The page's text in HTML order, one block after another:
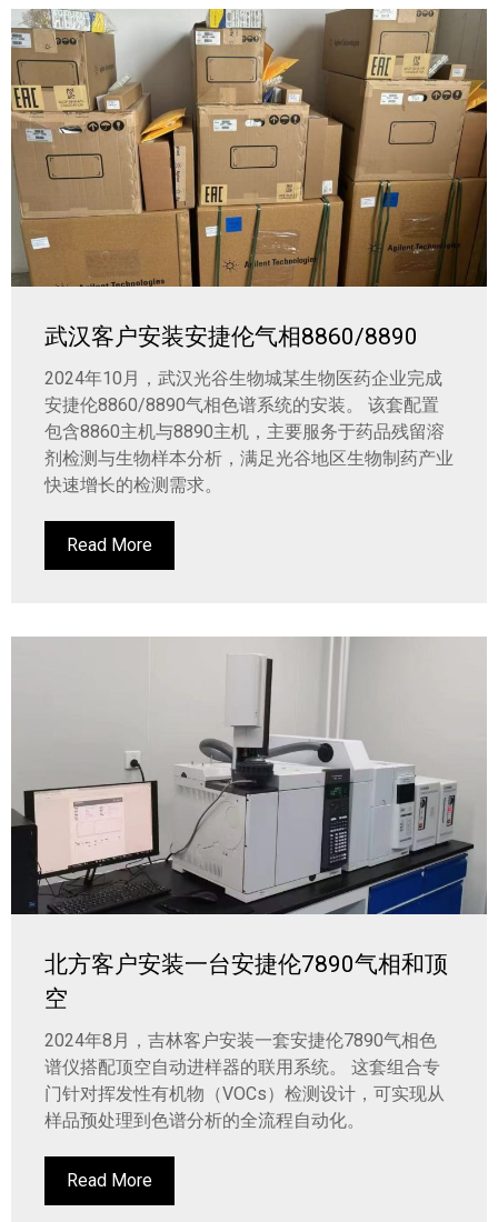
武汉客户安装安捷伦气相8860/8890
2024年10月，武汉光谷生物城某生物医药企业完成
安捷伦8860/8890气相色谱系统的安装。 该套配置
包含8860主机与8890主机，主要服务于药品残留溶
剂检测与生物样本分析，满足光谷地区生物制药产业
快速增长的检测需求。
Read More
北方客户安装一台安捷伦7890气相和顶
空
2024年8月，吉林客户安装一套安捷伦7890气相色
谱仪搭配顶空自动进样器的联用系统。 这套组合专
门针对挥发性有机物（VOCs）检测设计，可实现从
样品预处理到色谱分析的全流程自动化。
Read More